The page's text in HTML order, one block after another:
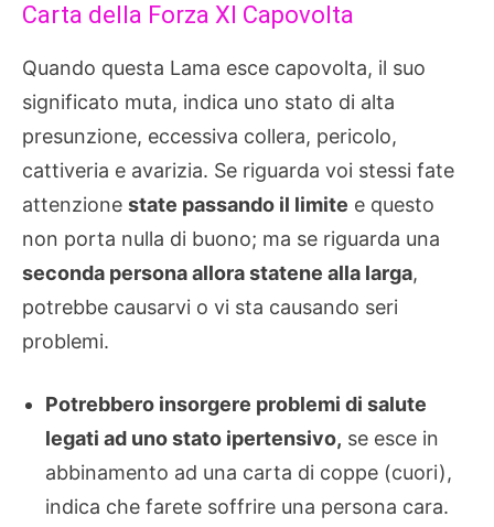
Carta della Forza XI Capovolta
Quando questa Lama esce capovolta, il suo
significato muta, indica uno stato di alta
presunzione, eccessiva collera, pericolo,
cattiveria e avarizia. Se riguarda voi stessi fate
attenzione state passando il limite e questo
non porta nulla di buono; ma se riguarda una
seconda persona allora statene alla larga,
potrebbe causarvi o vi sta causando seri
problemi.
Potrebbero insorgere problemi di salute
legati ad uno stato ipertensivo, se esce in
abbinamento ad una carta di coppe (cuori),
indica che farete soffrire una persona cara.